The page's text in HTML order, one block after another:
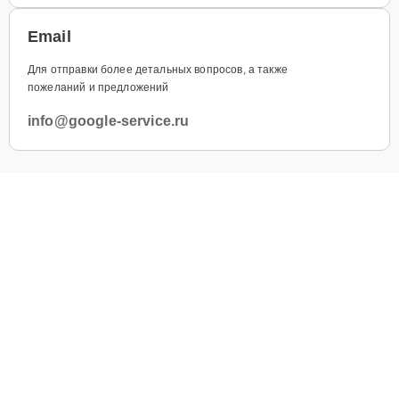
Email
Для отправки более детальных вопросов, а также
пожеланий и предложений
info@google-service.ru